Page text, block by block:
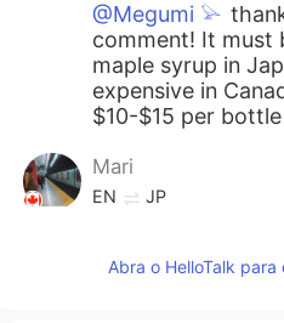
@Megumi 𓅫
comment! It must
maple syrup in
expensive in
$10-$15 per
Mari
EN JP
に助かります🙇‍♀️
Abra o HelloTalk